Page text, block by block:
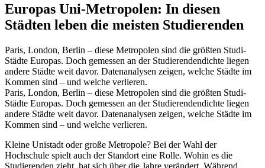
Europas Uni-Metropolen: In diesen
Städten leben die meisten Studierenden
Paris, London, Berlin – diese Metropolen sind die größten Studi-
Städte Europas. Doch gemessen an der Studierendendichte liegen
andere Städte weit davor. Datenanalysen zeigen, welche Städte im
Kommen sind – und welche verlieren.
Paris, London, Berlin – diese Metropolen sind die größten Studi-
Städte Europas. Doch gemessen an der Studierendendichte liegen
andere Städte weit davor. Datenanalysen zeigen, welche Städte im
Kommen sind – und welche verlieren.
Kleine Unistadt oder große Metropole? Bei der Wahl der
Hochschule spielt auch der Standort eine Rolle. Wohin es die
Studierenden zieht, hat sich über die Jahre verändert. Während